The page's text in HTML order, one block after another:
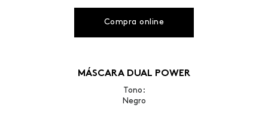
Compra online
MÁSCARA DUAL POWER
Tono:
Negro